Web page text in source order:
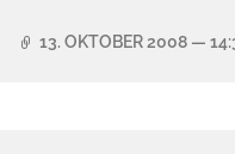
13. OKTOBER 2008 —